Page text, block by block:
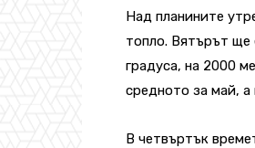
Над планините
топло. Вятърът ще
градуса, на 2000
средното за май,
В четвъртък